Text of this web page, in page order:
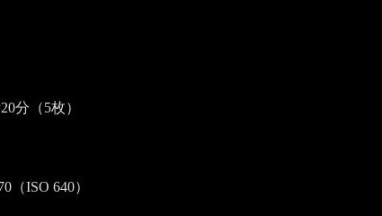
分（5枚）
（ISO 640）